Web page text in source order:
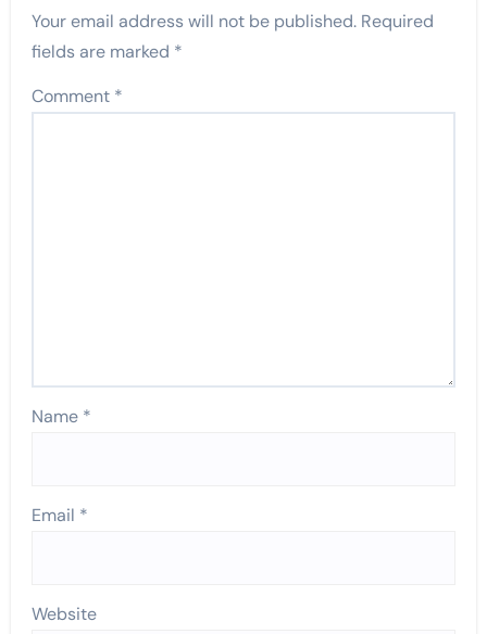
Your email address will not be published. Required
fields are marked *
Comment *
Name *
Email *
Website